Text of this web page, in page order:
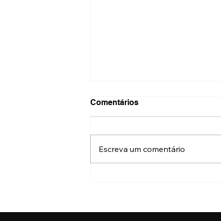
Comentários
Escreva um comentário